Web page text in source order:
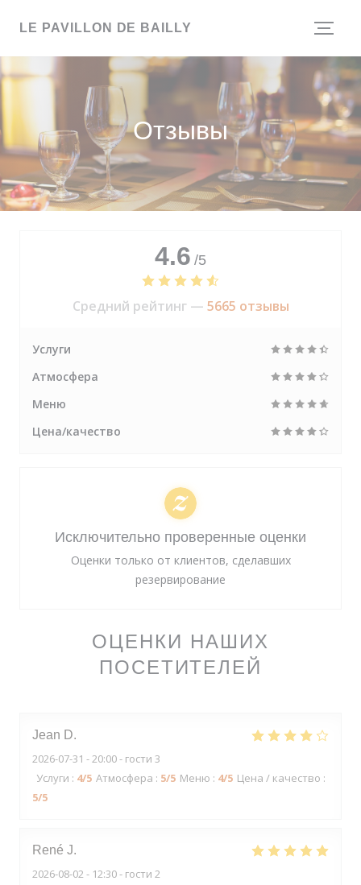
LE PAVILLON DE BAILLY
Отзывы
ОЦЕНКИ НАШИХ
ПОСЕТИТЕЛЕЙ
Jean D
2026-07-31 - 20:00 - гости 3
Услуги : 4/5 Атмосфера : 5/5 Меню : 4/5 Цена / качество :
5/5
René J
2026-08-02 - 12:30 - гости 2
4.6 /5
Средний рейтинг — 5665 отзывы
Услуги
Атмосфера
Меню
Цена/качество
Исключительно проверенные оценки
Оценки только от клиентов, сделавших
резервирование